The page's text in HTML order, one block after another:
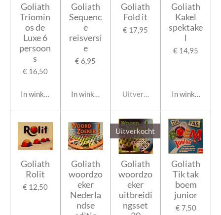
Goliath
Triomin
os de
Luxe 6
persoon
s
€ 16,50
In winkelwagen
Goliath
Sequenc
e
reisversi
e
€ 6,95
In winkelwagen
Goliath
Fold it
€ 17,95
Uitverkocht
Goliath
Kakel
spektake
l
€ 14,95
In
Goliath
Rolit
€ 12,50
Goliath
woordzo
eker
Nederla
ndse
Uitverkocht
Goliath
woordzo
eker
uitbreidi
ngsset
Goliath
Tik tak
boem
junior
€ 7,50